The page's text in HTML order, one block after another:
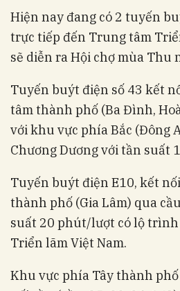
Hiện nay đang có 2 tuyến
trực tiếp đến Trung tâm
sẽ diễn ra Hội chợ mùa Thu
Tuyến buýt điện số 43 kết
tâm thành phố (Ba Đình,
với khu vực phía Bắc (Đông
Chương Dương với tần suất
Tuyến buýt điện E10, kết
thành phố (Gia Lâm) qua
suất 20 phút/lượt có lộ
Triển lãm Việt Nam.
Khu vực phía Tây thành